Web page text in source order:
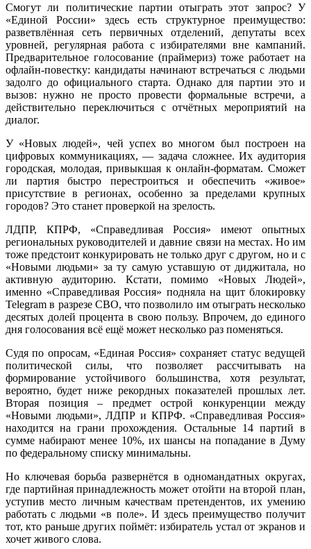
Смогут ли политические партии отыграть этот запрос? У
«Единой России» здесь есть структурное преимущество:
разветвлённая сеть первичных отделений, депутаты всех
уровней, регулярная работа с избирателями вне кампаний.
Предварительное голосование (праймериз) тоже работает на
офлайн-повестку: кандидаты начинают встречаться с людьми
задолго до официального старта. Однако для партии это и
вызов: нужно не просто провести формальные встречи, а
действительно переключиться с отчётных мероприятий на
диалог.
У «Новых людей», чей успех во многом был построен на
цифровых коммуникациях, — задача сложнее. Их аудитория
городская, молодая, привыкшая к онлайн-форматам. Сможет
ли партия быстро перестроиться и обеспечить «живое»
присутствие в регионах, особенно за пределами крупных
городов? Это станет проверкой на зрелость.
ЛДПР, КПРФ, «Справедливая Россия» имеют опытных
региональных руководителей и давние связи на местах. Но им
тоже предстоит конкурировать не только друг с другом, но и с
«Новыми людьми» за ту самую уставшую от диджитала, но
активную аудиторию. Кстати, помимо «Новых Людей»,
именно «Справедливая Россия» подняла на щит блокировку
Telegram в разрезе СВО, что позволило им отыграть несколько
десятых долей процента в свою пользу. Впрочем, до единого
дня голосования всё ещё может несколько раз поменяться.
Судя по опросам, «Единая Россия» сохраняет статус ведущей
политической силы, что позволяет рассчитывать на
формирование устойчивого большинства, хотя результат,
вероятно, будет ниже рекордных показателей прошлых лет.
Вторая позиция – предмет острой конкуренции между
«Новыми людьми», ЛДПР и КПРФ. «Справедливая Россия»
находится на грани прохождения. Остальные 14 партий в
сумме набирают менее 10%, их шансы на попадание в Думу
по федеральному списку минимальны.
Но ключевая борьба развернётся в одномандатных округах,
где партийная принадлежность может отойти на второй план,
уступив место личным качествам претендентов, их умению
работать с людьми «в поле». И здесь преимущество получит
тот, кто раньше других поймёт: избиратель устал от экранов и
хочет живого слова.